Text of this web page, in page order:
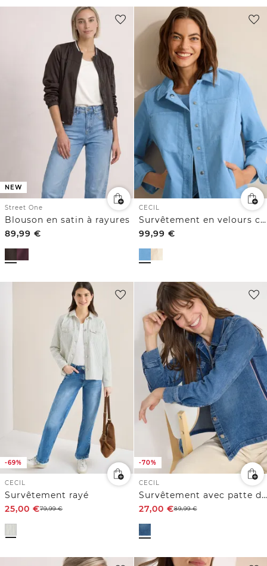
NEW
Street One
Blouson en satin à rayures
89,99 €
CECIL
Survêtement en velours côtelé
99,99 €
-69%
CECIL
Survêtement rayé
25,00 €79,99€
-70%
CECIL
Survêtement avec patte de boutonnage
27,00 €89,99€